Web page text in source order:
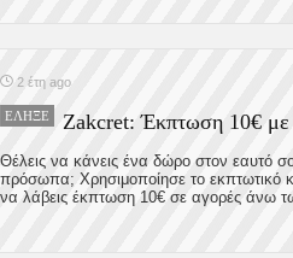
2 έτη ago
ΈΛΗΞΕ Zakcret: Έκπτωση 10€
Θέλεις να κάνεις ένα δώρο στον εαυτό
πρόσωπα; Χρησιμοποίησε το εκπτωτικό
να λάβεις έκπτωση 10€ σε αγορές άνω